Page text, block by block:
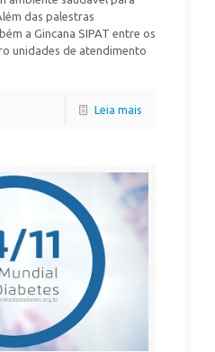
das palestras
a Gincana SIPAT entre os
unidades de atendimento
Leia mais